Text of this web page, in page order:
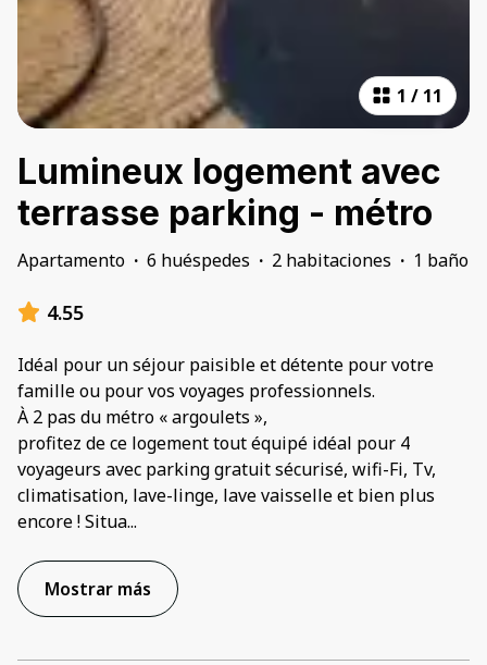
1 / 11
Lumineux logement avec
terrasse parking - métro
Apartamento · 6 huéspedes · 2 habitaciones · 1 baño
4.55
Idéal pour un séjour paisible et détente pour votre
famille ou pour vos voyages professionnels.
À 2 pas du métro « argoulets »,
profitez de ce logement tout équipé idéal pour 4
voyageurs avec parking gratuit sécurisé, wifi-Fi, Tv,
climatisation, lave-linge, lave vaisselle et bien plus
encore ! Situa...
Mostrar más